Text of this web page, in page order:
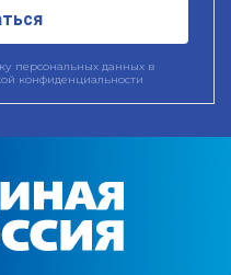
персональных данных в
конфиденциальности